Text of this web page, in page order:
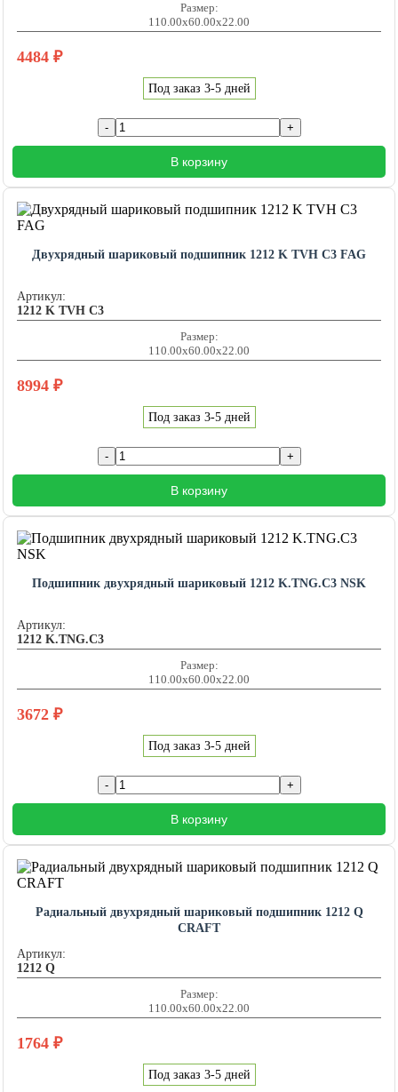
Размер:
110.00x60.00x22.00
4484 ₽
Под заказ 3-5 дней
В корзину
Двухрядный шариковый подшипник 1212 K TVH C3 FAG
Артикул:
1212 K TVH C3
Размер:
110.00x60.00x22.00
8994 ₽
Под заказ 3-5 дней
В корзину
Подшипник двухрядный шариковый 1212 K.TNG.C3 NSK
Артикул:
1212 K.TNG.C3
Размер:
110.00x60.00x22.00
3672 ₽
Под заказ 3-5 дней
В корзину
Радиальный двухрядный шариковый подшипник 1212 Q
CRAFT
Артикул:
1212 Q
Размер:
110.00x60.00x22.00
1764 ₽
Под заказ 3-5 дней